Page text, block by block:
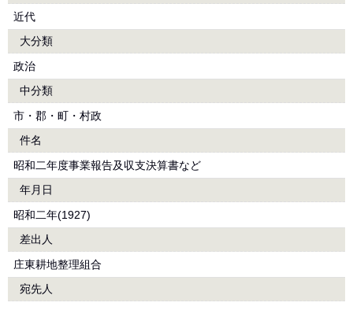
近代
大分類
政治
中分類
市・郡・町・村政
件名
昭和二年度事業報告及収支決算書など
年月日
昭和二年(1927)
差出人
庄東耕地整理組合
宛先人